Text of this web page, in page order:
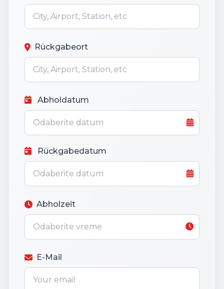
Rückgabeort
Abholdatum
Rückgabedatum
Abholzeit
E-Mail